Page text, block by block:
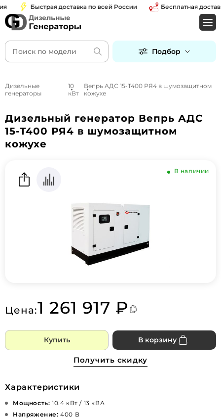
Быстрая доставка по всей России Бесплатная доставка
Подбор
Дизельные
генераторы
10
кВт
Вепрь АДС 15-Т400 РЯ4 в шумозащитном
кожухе
Дизельный генератор Вепрь АДС
15-Т400 РЯ4 в шумозащитном
кожухе
В наличии
Цена:1 261 917 ₽
Купить В корзину
Получить скидку
Характеристики
Мощность: 10.4 кВт / 13 кВА
Напряжение: 400 В